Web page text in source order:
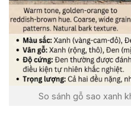
So sánh gỗ sao xanh